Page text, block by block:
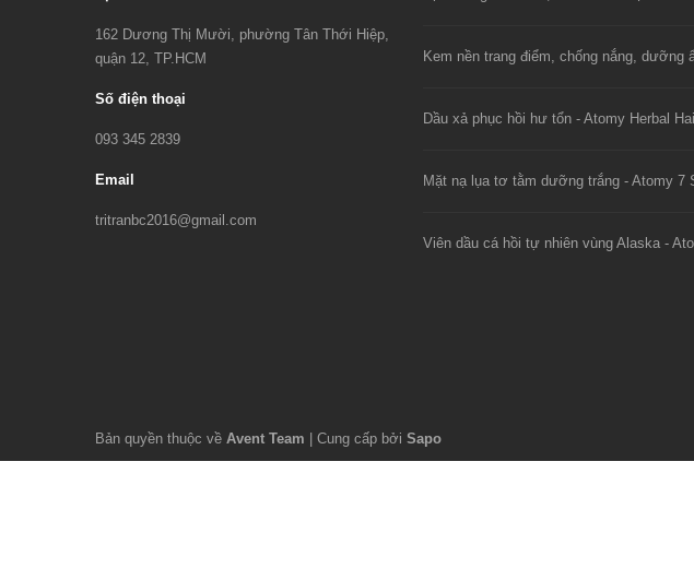
162 Dương Thị Mười, phường Tân Thới Hiệp,
quận 12, TP.HCM
Số điện thoại
093 345 2839
Email
tritranbc2016@gmail.com
Bản quyền thuộc về Avent Team Cung cấp bởi Sapo